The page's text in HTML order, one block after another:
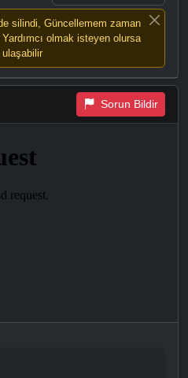
silindi, Güncellemem zaman
olmak isteyen olursa
ulaşabilir
Sorun Bildir